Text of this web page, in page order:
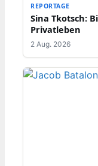
REPORTAGE
Sina Tkotsch:
Privatleben
2 Aug. 2026